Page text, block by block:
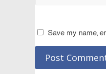
Save my name,